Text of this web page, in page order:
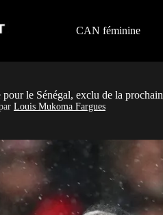
CAN féminine
le Sénégal, exclu de la
Louis Mukoma Fargues